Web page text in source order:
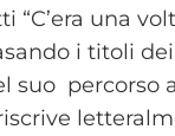
“C’era una
i titoli
suo percorso